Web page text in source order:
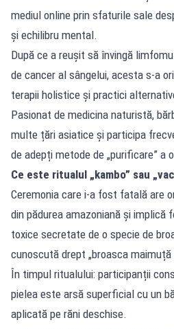
mediul online prin sfaturile sale
și echilibru mental.
După ce a reușit să învingă
de cancer al sângelui, acesta s-a
terapii holistice și practici
Pasionat de medicina naturistă,
multe țări asiatice și participa
de adepți metode de „purificare” a
Ce este ritualul „kambo” sau
Ceremonia care i-a fost fatală are
din pădurea amazoniană și implică
toxice secretate de o specie de
cunoscută drept „broasca maimuță
În timpul ritualului: participanții
pielea este arsă superficial cu un
aplicată pe răni deschise.